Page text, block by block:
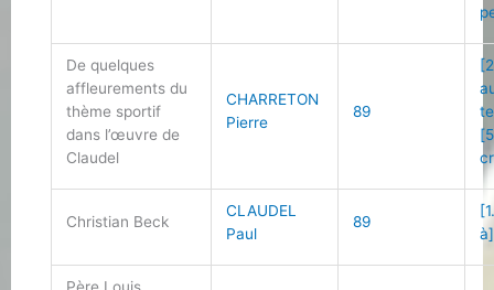
De quelques
affleurements du
thème sportif
dans l’œuvre de
Claudel
CHARRETON
Pierre
89
Christian Beck
CLAUDEL
Paul
89
à]